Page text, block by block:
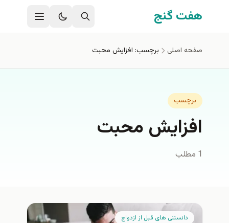
رفتن به محتوای اصلی
هفت گنج
صفحه اصلی برچسب: افزایش محبت
برچسب
افزایش محبت
1 مطلب
دانستنی های قبل از ازدواج